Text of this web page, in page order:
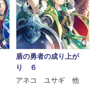
盾の勇者の成り上が
り ６
アネコ ユサギ 他